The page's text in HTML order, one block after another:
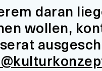
daran
wollen,